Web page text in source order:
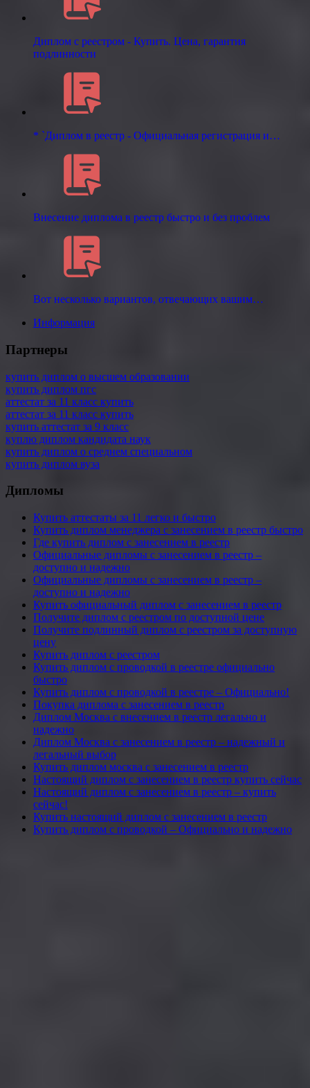
Диплом с реестром - Купить. Цена, гарантия
подлинности
* `Диплом в реестр - Официальная регистрация и…
Внесение диплома в реестр быстро и без проблем
Вот несколько вариантов, отвечающих вашим…
Информация
Партнеры
купить диплом о высшем образовании
купить диплом пгс
аттестат за 11 класс купить
аттестат за 11 класс купить
купить аттестат за 9 класс
куплю диплом кандидата наук
купить диплом о среднем специальном
купить диплом вуза
Дипломы
Купить аттестаты за 11 легко и быстро
Купить диплом менеджера с занесением в реестр быстро
Где купить диплом с занесением в реестр
Официальные дипломы с занесением в реестр –
доступно и надежно
Официальные дипломы с занесением в реестр –
доступно и надежно
Купить официальный диплом с занесением в реестр
Получите диплом с реестром по доступной цене
Получите подлинный диплом с реестром за доступную
цену
Купить диплом с реестром
Купить диплом с проводкой в реестре официально
быстро
Купить диплом с проводкой в реестре – Официально!
Покупка диплома с занесением в реестр
Диплом Москва с внесением в реестр легально и
надежно
Диплом Москва с занесением в реестр – надежный и
легальный выбор
Купить диплом москва с занесением в реестр
Настоящий диплом с занесением в реестр купить сейчас
Настоящий диплом с занесением в реестр – купить
сейчас!
Купить настоящий диплом с занесением в реестр
Купить диплом с проводкой – Официально и надежно